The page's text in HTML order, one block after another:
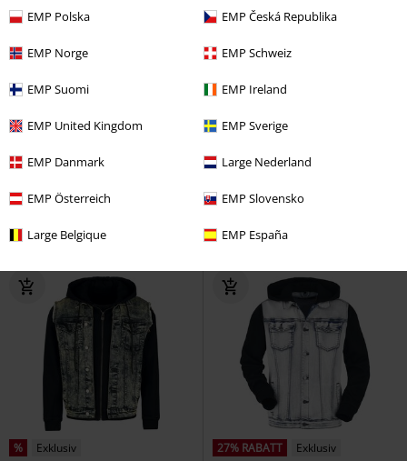
EMP Polska EMP Česká Republika
EMP Norge EMP Schweiz
EMP Suomi EMP Ireland
EMP United Kingdom EMP Sverige
EMP Danmark Large Nederland
EMP Österreich EMP Slovensko
Large Belgique EMP España
Debra Black Wash Denim Jacket
Bloodsucker
Gothicana by EMP
% Exklusiv 27% RABATT
Exklusiv